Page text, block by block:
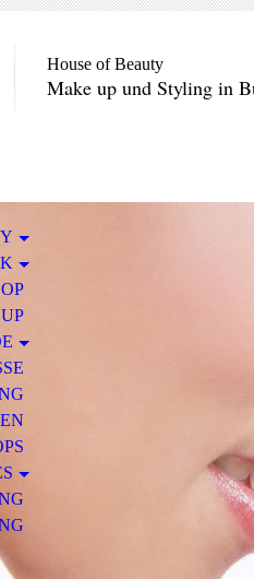
House of Beauty
Make up und Styling in